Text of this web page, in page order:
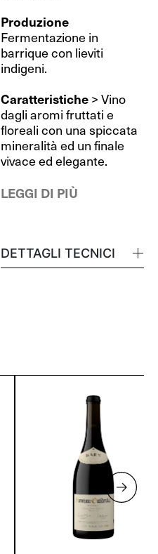
Produzione
Fermentazione in
barrique con lieviti
indigeni.
Caratteristiche > Vino
dagli aromi fruttati e
floreali con una spiccata
mineralità ed un finale
vivace ed elegante.
LEGGI DI PIÙ
DETTAGLI TECNICI